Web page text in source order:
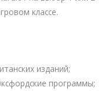
классе.
изданий;
программы;